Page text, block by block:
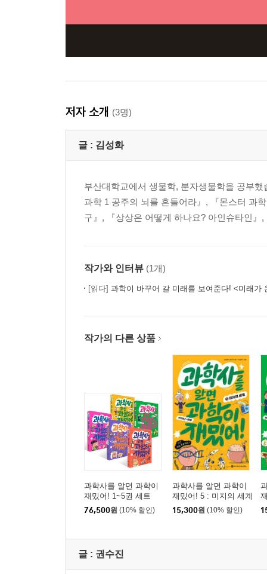
저자 소개 (3명)
글 : 김성화
부산대학교에서 생물학, 분자생물학을 공부
과학 1 공주의 뇌를 흔들어라』, 『몬스터 과
구』, 『상상은 어떻게 하나요? 아인슈타인
작가와 인터뷰 (1개)
[읽다] 과학이 바꾸어 갈 미래를 보여준다! <미래가
작가의 다른 상품
과학사를 알면 과학이
재밌어! 1~5권 세트
76,500원 (10% 할인)
과학사를 알면 과학이
재밌어! 5 : 미지의 세계
15,300원 (10% 할인)
글 : 권수진